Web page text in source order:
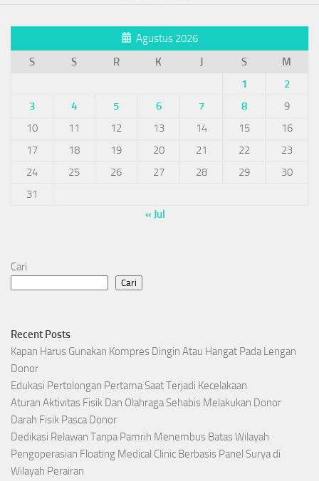
Agustus 2026
S
S R K J S
M
1
2
3
4 5 6 7 8
9
10
11 12 13 14 15
16
17
18 19 20 21 22
23
24
25 26 27 28 29
30
31
« Jul
Cari
Cari
Recent Posts
Kapan Harus Gunakan Kompres Dingin Atau Hangat Pada Lengan
Donor
Edukasi Pertolongan Pertama Saat Terjadi Kecelakaan
Aturan Aktivitas Fisik Dan Olahraga Sehabis Melakukan Donor
Darah Fisik Pasca Donor
Dedikasi Relawan Tanpa Pamrih Menembus Batas Wilayah
Pengoperasian Floating Medical Clinic Berbasis Panel Surya di
Wilayah Perairan